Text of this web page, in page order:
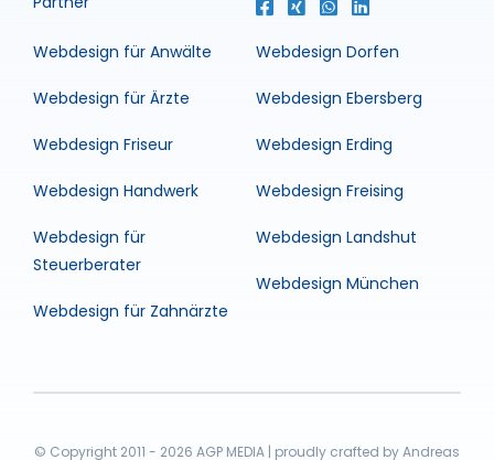
Webdesign für Anwälte
Webdesign für Ärzte
Webdesign Friseur
Webdesign Handwerk
Webdesign für
Steuerberater
Webdesign für Zahnärzte
Webdesign Dorfen
Webdesign Ebersberg
Webdesign Erding
Webdesign Freising
Webdesign Landshut
Webdesign München
© Copyright 2011 - 2026 AGP MEDIA | proudly crafted by Andreas